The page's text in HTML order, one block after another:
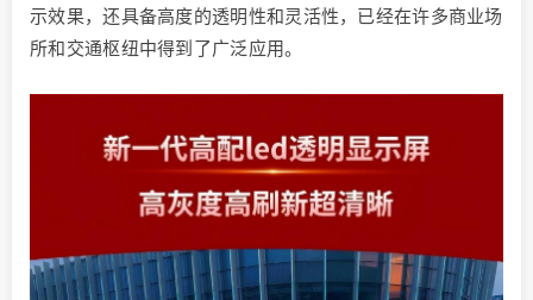
示效果，还具备高度的透明性和灵活性，已经在许多商业场
所和交通枢纽中得到了广泛应用。